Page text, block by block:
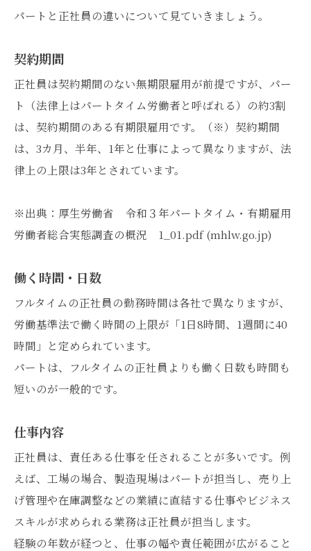
パートと正社員の違いについて見ていきましょう。
契約期間
正社員は契約期間のない無期限雇用が前提ですが、パー
ト（法律上はパートタイム労働者と呼ばれる）の約3割
は、契約期間のある有期限雇用です。（※）契約期間
は、3カ月、半年、1年と仕事によって異なりますが、法
律上の上限は3年とされています。
※出典：厚生労働省 令和３年パートタイム・有期雇用
労働者総合実態調査の概況 1_01.pdf (mhlw.go.jp)
働く時間・日数
フルタイムの正社員の勤務時間は各社で異なりますが、
労働基準法で働く時間の上限が「1日8時間、1週間に40
時間」と定められています。
パートは、フルタイムの正社員よりも働く日数も時間も
短いのが一般的です。
仕事内容
正社員は、責任ある仕事を任されることが多いです。例
えば、工場の場合、製造現場はパートが担当し、売り上
げ管理や在庫調整などの業績に直結する仕事やビジネス
スキルが求められる業務は正社員が担当します。
経験の年数が経つと、仕事の幅や責任範囲が広がること